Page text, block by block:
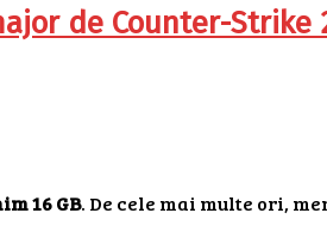
de Counter-
16 GB. De cele mai multe ori,